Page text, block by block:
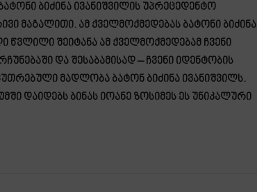
ბიძინა ივანიშვილის უპრეცედენტო
მაგალითი. ამ ქველმოქმედებას ბატონი ბიძინა
წვლილი შეიტანა ამ ქველმოქმედებამ ჩვენი
და შესაბამისად – ჩვენი იდენტობის
მადლობა ბატონ ბიძინა ივანიშვილს.
დაიდებს ბინას იოანე ზოსიმეს ეს უნიკალური